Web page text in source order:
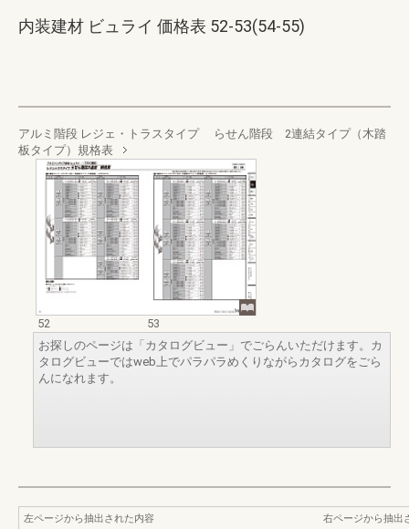
内装建材 ビュライ 価格表 52-53(54-55)
アルミ階段 レジェ・トラスタイプ らせん階段 2連結タイプ（木踏
板タイプ）規格表
52
53
お探しのページは「カタログビュー」でごらんいただけます。カ
タログビューではweb上でパラパラめくりながらカタログをごら
んになれます。
左ページから抽出された内容
右ページから抽出